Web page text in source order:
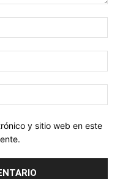
y sitio web en este